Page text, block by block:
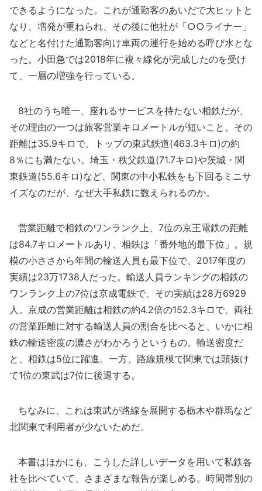
できるようになった。これが通勤客のあいだで大ヒットと
なり、増発が重ねられ、その後に他社が「○○ライナー」
などと名付けた通勤客向け車両の運行を始める呼び水とな
った。小田急では2018年に複々線化が完成したのを受け
て、一層の増強を行っている。
8社のうち唯一、座れるサービスを持たない相鉄だが、
その理由の一つは旅客営業キロメートルが短いこと。その
距離は35.9キロで、トップの東武鉄道(463.3キロ)の約
8％にも満たない。埼玉・秩父鉄道(71.7キロ)や茨城・関
東鉄道(55.6キロ)など、関東の中小私鉄をも下回るミニサ
イズなのだが、なぜ大手私鉄に数えられるのか。
営業距離で相鉄のワンランク上、7位の京王電鉄の距離
は84.7キロメートルあり、相鉄は「番外地的最下位」。規
模の小ささから年間の輸送人員も最下位で、2017年度の
実績は23万1738人だった。輸送人員ランキングの相鉄の
ワンランク上の7位は京成電鉄で、その実績は28万6929
人。京成の営業距離は相鉄の約4.2倍の152.3キロで、両社
の営業距離に対する輸送人員の割合を比べると、いかに相
鉄の輸送密度の濃さがわかろうというもの。輸送密度だ
と、相鉄は5位に躍進。一方、路線規模で関東では頭抜け
て1位の東武は7位に後退する。
ちなみに、これは東武が路線を展開する栃木や群馬など
北関東で利用者が少ないためだ。
本書はほかにも、こうした詳しいデータを用いて私鉄各
社を比べていて、さまざまな報告が楽しめる。時間帯別の